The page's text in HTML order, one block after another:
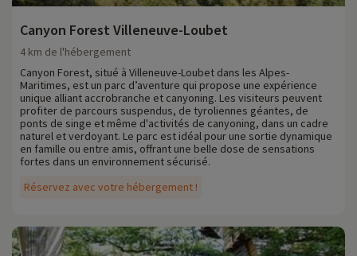
Canyon Forest Villeneuve-Loubet
Réservez avec votre hébergement !
4 km de l'hébergement
Canyon Forest, situé à Villeneuve-Loubet dans les Alpes-
Maritimes, est un parc d’aventure qui propose une expérience
unique alliant accrobranche et canyoning. Les visiteurs peuvent
profiter de parcours suspendus, de tyroliennes géantes, de
ponts de singe et même d'activités de canyoning, dans un cadre
naturel et verdoyant. Le parc est idéal pour une sortie dynamique
en famille ou entre amis, offrant une belle dose de sensations
fortes dans un environnement sécurisé.